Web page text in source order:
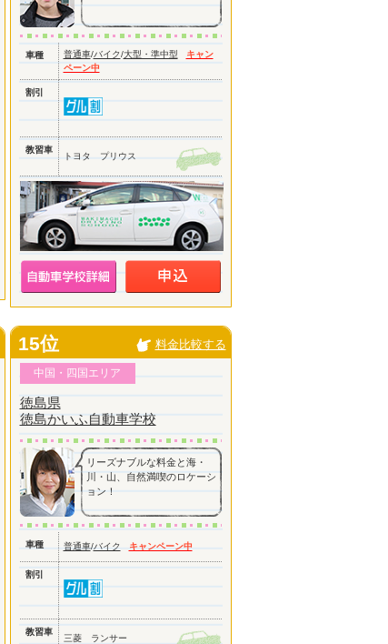
車種 普通車/バイク/大型・準中型
キャン
ペーン中
割引
教習車
トヨタ プリウス
15位 料金比較する
中国・四国エリア
徳島県
徳島かいふ自動車学校
リーズナブルな料金と海・
川・山、自然満喫のロケーシ
ョン！
車種 普通車/バイク キャンペーン中
割引
教習車
三菱 ランサー